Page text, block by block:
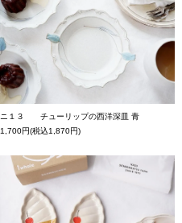
ニ１３ チューリップの西洋深皿 青
1,700円(税込1,870円)